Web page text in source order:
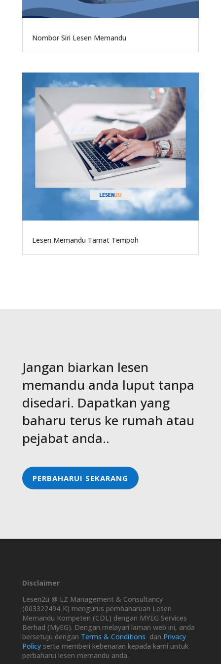
Nombor Siri Lesen Memandu
Lesen Memandu Tamat Tempoh
Jangan biarkan lesen
memandu anda luput tanpa
disedari. Dapatkan yang
baharu terus ke rumah atau
pejabat anda..
PERBAHARUI SEKARANG
Disclaimer
Lesen2u @ LZ Management & Consultancy
(003322494-K) mengurus pembaharuan Lesen
Memandu Kompeten (CDL) dengan MYEG Services
Berhad (MyEG). Dengan melayari laman web ini, anda
bersetuju dengan Terms & Conditions dan Privacy
Policyserta memberi kebenaran kepada kami untuk
perbaharui lesen memandu anda.